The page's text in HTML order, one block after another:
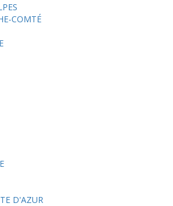
COMTÉ
D'AZUR